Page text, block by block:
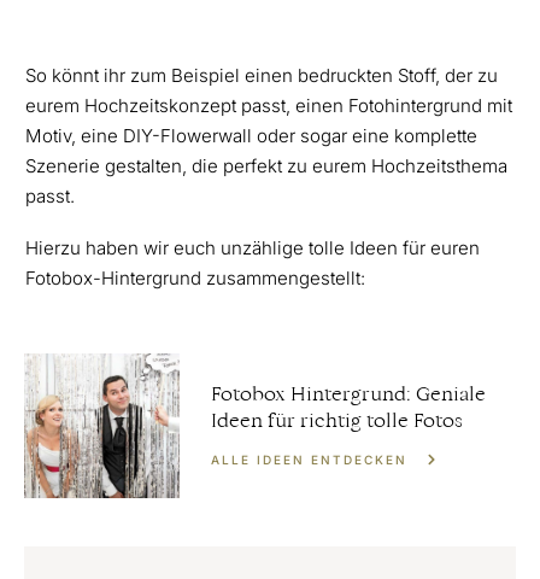
So könnt ihr zum Beispiel einen bedruckten Stoff, der zu
eurem Hochzeitskonzept passt, einen Fotohintergrund mit
Motiv, eine DIY-Flowerwall oder sogar eine komplette
Szenerie gestalten, die perfekt zu eurem Hochzeitsthema
passt.
Hierzu haben wir euch unzählige tolle Ideen für euren
Fotobox-Hintergrund zusammengestellt:
Fotobox Hintergrund: Geniale
Ideen für richtig tolle Fotos
ALLE IDEEN ENTDECKEN